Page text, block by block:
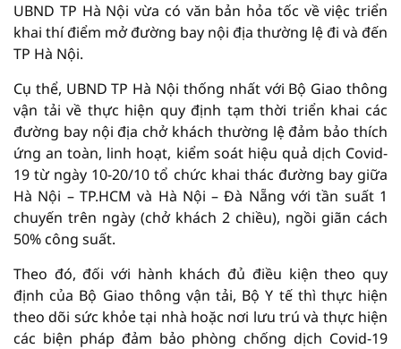
UBND TP Hà Nội vừa có văn bản hỏa tốc về việc triển
khai thí điểm mở đường bay nội địa thường lệ đi và đến
TP Hà Nội.
Cụ thể, UBND TP Hà Nội thống nhất với Bộ Giao thông
vận tải về thực hiện quy định tạm thời triển khai các
đường bay nội địa chở khách thường lệ đảm bảo thích
ứng an toàn, linh hoạt, kiểm soát hiệu quả dịch Covid-
19 từ ngày 10-20/10 tổ chức khai thác đường bay giữa
Hà Nội – TP.HCM và Hà Nội – Đà Nẵng với tần suất 1
chuyến trên ngày (chở khách 2 chiều), ngồi giãn cách
50% công suất.
Theo đó, đối với hành khách đủ điều kiện theo quy
định của Bộ Giao thông vận tải, Bộ Y tế thì thực hiện
theo dõi sức khỏe tại nhà hoặc nơi lưu trú và thực hiện
các biện pháp đảm bảo phòng chống dịch Covid-19